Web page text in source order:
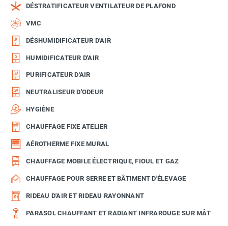
DÉSTRATIFICATEUR VENTILATEUR DE PLAFOND
VMC
DÉSHUMIDIFICATEUR D'AIR
HUMIDIFICATEUR D'AIR
PURIFICATEUR D'AIR
NEUTRALISEUR D'ODEUR
HYGIÈNE
CHAUFFAGE FIXE ATELIER
AÉROTHERME FIXE MURAL
CHAUFFAGE MOBILE ÉLECTRIQUE, FIOUL ET GAZ
CHAUFFAGE POUR SERRE ET BÂTIMENT D'ÉLEVAGE
RIDEAU D'AIR ET RIDEAU RAYONNANT
PARASOL CHAUFFANT ET RADIANT INFRAROUGE SUR MÂT